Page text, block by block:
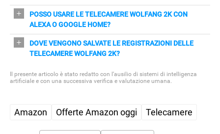
oscurità.
Sì, sono certificate IP65 e funzionano da -20 °C a 50 °C,
quindi resistono a pioggia, freddo e caldo intenso.
POSSO USARE LE TELECAMERE WOLFANG 2K CON
ALEXA O GOOGLE HOME?
Sì, il sistema è compatibile con Alexa e Google Home e
può essere controllato tramite comandi vocali e app
DOVE VENGONO SALVATE LE REGISTRAZIONI DELLE
TELECAMERE WOLFANG 2K?
GB oppure sul cloud crittografato Osaio, in base alle
Il presente articolo è stato redatto con l’ausilio di sistemi di intelligenza
artificiale e con una successiva verifica e valutazione umana.
Amazon Offerte Amazon oggi Telecamere